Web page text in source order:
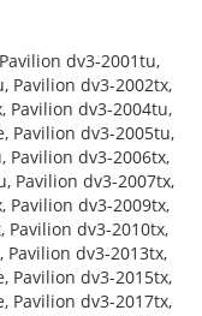
dv3-2001tu,
Pavilion dv3-2002tx,
Pavilion dv3-2004tu,
Pavilion dv3-2005tu,
Pavilion dv3-2006tx,
Pavilion dv3-2007tx,
Pavilion dv3-2009tx,
Pavilion dv3-2010tx,
Pavilion dv3-2013tx,
Pavilion dv3-2015tx,
Pavilion dv3-2017tx,